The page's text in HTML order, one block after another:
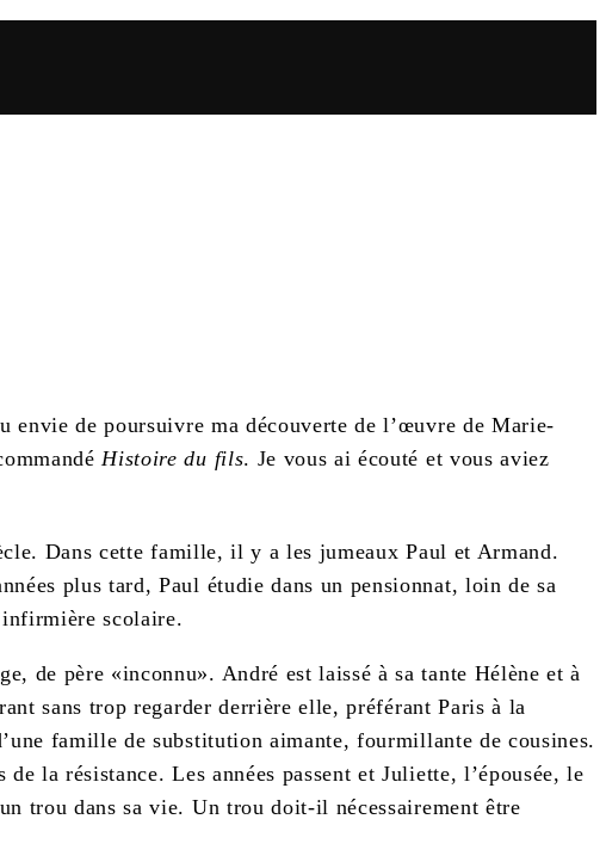
envie de poursuivre ma découverte de l’œuvre de Marie-
Histoire du fils. Je vous ai écouté et vous aviez
Dans cette famille, il y a les jumeaux Paul et Armand.
plus tard, Paul étudie dans un pensionnat, loin de sa
scolaire.
de père «inconnu». André est laissé à sa tante Hélène et à
sans trop regarder derrière elle, préférant Paris à la
famille de substitution aimante, fourmillante de cousines.
la résistance. Les années passent et Juliette, l’épousée, le
trou dans sa vie. Un trou doit-il nécessairement être